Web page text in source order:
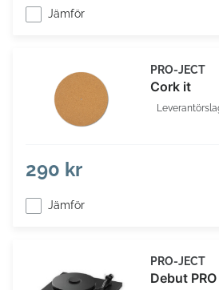
Jämför
PRO-JECT
Cork it
290 kr
Jämför
PRO-JECT
Debut